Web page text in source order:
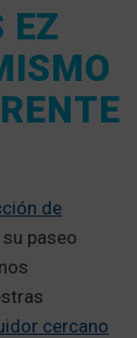
EZ
de
paseo
cercano